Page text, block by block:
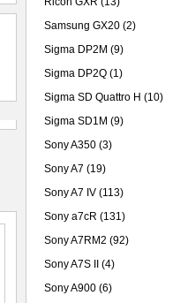
Samsung GX20 (2)
Sigma DP2M (9)
Sigma DP2Q (1)
Sigma SD Quattro H (10)
Sigma SD1M (9)
Sony A350 (3)
Sony A7 (19)
Sony A7 IV (113)
Sony a7cR (131)
Sony A7RM2 (92)
Sony A7S II
(4)
Sony A900 (6)